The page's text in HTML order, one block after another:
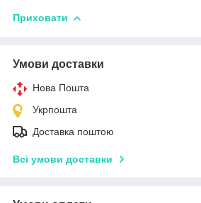
Приховати
Умови доставки
Нова Пошта
Укрпошта
Доставка поштою
Всі умови доставки